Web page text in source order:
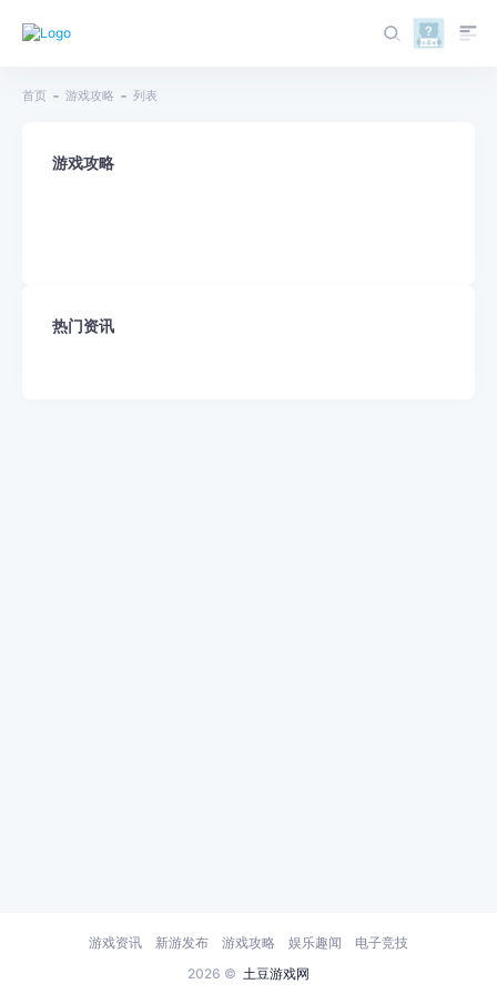
首页 游戏攻略 列表
游戏攻略
热门资讯
2026 © 土豆游戏网
游戏资讯 新游发布 游戏攻略 娱乐趣闻 电子竞技